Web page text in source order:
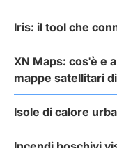
Iris: il tool che
XN Maps: cos'è e
mappe satellitari
Isole di calore